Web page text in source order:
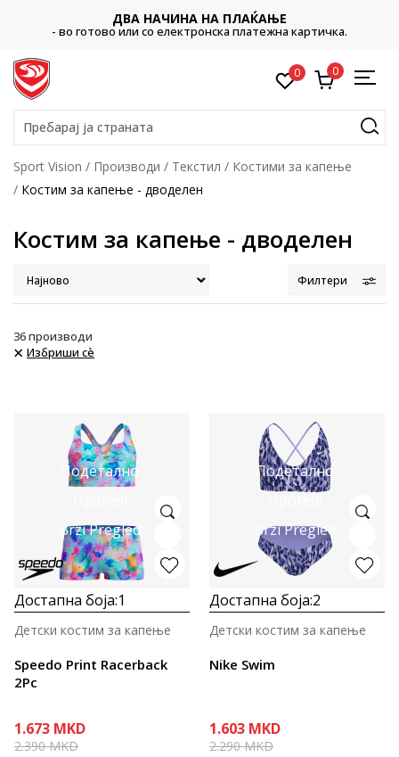
CLICK & COLLECT
Платете со картичка online и подигнете во продавницата по
ваш избор
0 0
Пребарај ја страната
Sport Vision Производи Текстил
Костими за капење
Костим за капење - дводелен
Костим за капење - дводелен
Филтери
36производи
Избриши сè
Подетално
Brzi Pregled
Достапна боја:1
Speedo Print Racerback
2Pc
Детски костим за капење
1.673 MKD
2.390MKD
Подетално
Brzi Pregled
Достапна боја:2
Nike Swim
Детски костим за капење
1.603 MKD
2.290MKD